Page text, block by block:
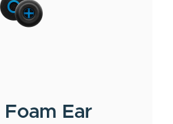
Foam Ear